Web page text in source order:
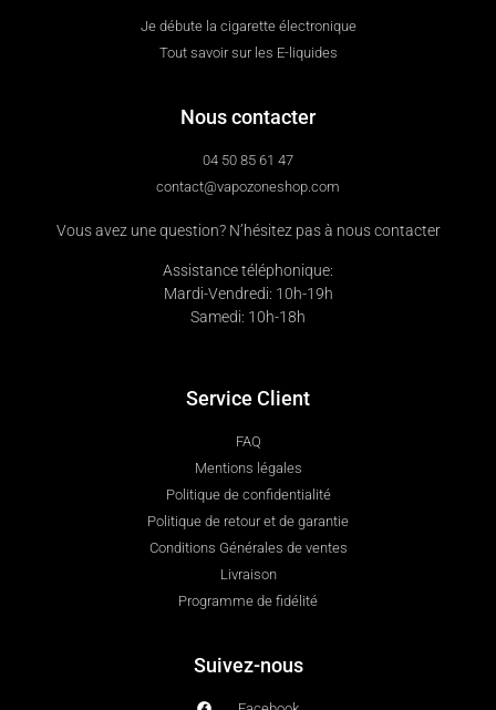
Je débute la cigarette électronique
Tout savoir sur les E-liquides
Nous contacter
04 50 85 61 47
contact@vapozoneshop.com
Vous avez une question? N’hésitez pas à nous contacter
Assistance téléphonique:
Mardi-Vendredi: 10h-19h
Samedi: 10h-18h
Service Client
FAQ
Mentions légales
Politique de confidentialité
Politique de retour et de garantie
Conditions Générales de ventes
Livraison
Programme de fidélité
Suivez-nous